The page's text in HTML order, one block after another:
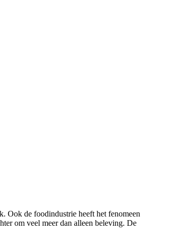
Ook de foodindustrie heeft het fenomeen
om veel meer dan alleen beleving. De